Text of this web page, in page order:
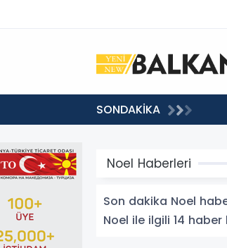
SONDAKİKA
Noel Haberleri
Son dakika Noel
Noel ile ilgili 14